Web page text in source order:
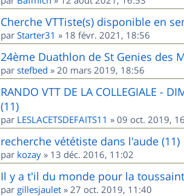
Cherche VTTiste(s) disponible en
par Starter31 » 18 févr. 2021, 18:56
24ème Duathlon de St Genies des
par stefbed » 20 mars 2019, 18:56
RANDO VTT DE LA COLLEGIALE -
(11)
par LESLACETSDEFAITS11 » 09 oct. 2019,
recherche vététiste dans l'aude (11)
par kozay » 13 déc. 2016, 11:02
Il y a t'il du monde pour la
par gillesjaulet » 27 oct. 2019, 11:40